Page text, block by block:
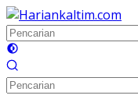
Langsung
ke
konten